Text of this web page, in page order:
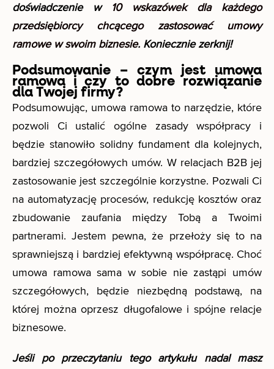
doświadczenie w
10 wskazówek dla każdego
przedsiębiorcy chcącego zastosować umowy
ramowe w swoim biznesie. Koniecznie zerknij!
Podsumowanie – czym jest umowa
ramowa i czy to dobre rozwiązanie
dla Twojej firmy?
Podsumowując, umowa ramowa to narzędzie, które
pozwoli Ci ustalić ogólne zasady współpracy i
będzie stanowiło solidny fundament dla kolejnych,
bardziej szczegółowych umów. W relacjach B2B jej
zastosowanie jest szczególnie korzystne. Pozwali Ci
na automatyzację procesów, redukcję kosztów oraz
zbudowanie zaufania między Tobą a Twoimi
partnerami. Jestem pewna, że przełoży się to na
sprawniejszą i bardziej efektywną współpracę. Choć
umowa ramowa sama w sobie nie zastąpi umów
szczegółowych, będzie niezbędną podstawą, na
której można oprzesz długofalowe i spójne relacje
biznesowe.
Jeśli po przeczytaniu tego artykułu nadal masz